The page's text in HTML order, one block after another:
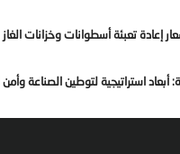
إعادة تعبئة أسطوانات وخزانات
أبعاد استراتيجية لتوطين الصناعة وأمن